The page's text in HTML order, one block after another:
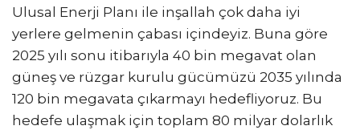
Ulusal Enerji Planı ile inşallah çok daha iyi
yerlere gelmenin çabası içindeyiz. Buna göre
2025 yılı sonu itibarıyla 40 bin megavat olan
güneş ve rüzgar kurulu gücümüzü 2035 yılında
120 bin megavata çıkarmayı hedefliyoruz. Bu
hedefe ulaşmak için toplam 80 milyar dolarlık